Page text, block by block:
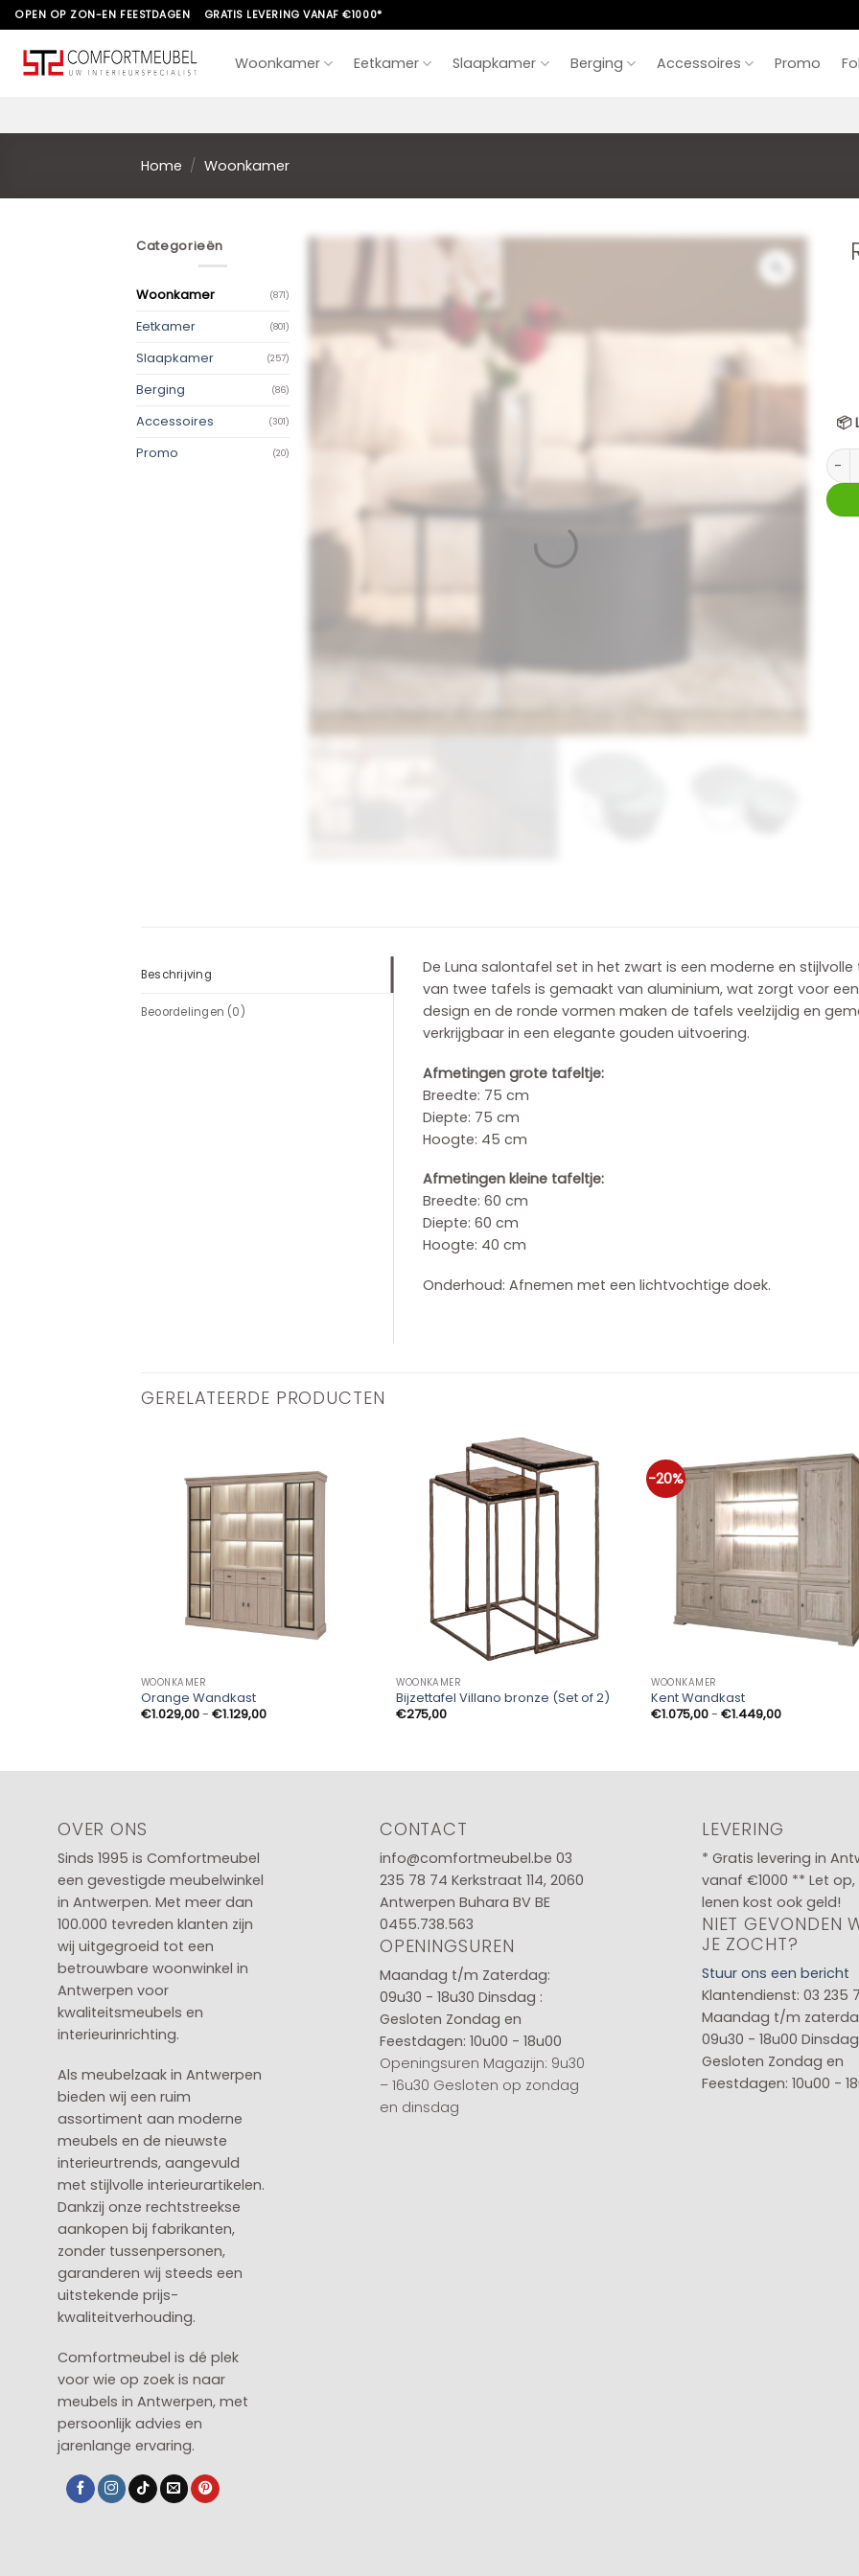
Skip
to
content
OPEN OP ZON-EN FEESTDAGEN GRATIS LEVERING VANAF €1000*
Woonkamer Eetkamer Slaapkamer Berging Accessoires Promo
Home / Woonkamer
Categorieën
Woonkamer (871)
Eetkamer (801)
Slaapkamer (257)
Berging (86)
Accessoires (301)
Promo (20)
📦
Beschrijving
Beoordelingen (0)
De Luna salontafel set in het zwart is een moderne en
van twee tafels is gemaakt van aluminium, wat zorgt voor
design en de ronde vormen maken de tafels veelzijdig en
verkrijgbaar in een elegante gouden uitvoering.
Afmetingen grote tafeltje:
Breedte: 75 cm
Diepte: 75 cm
Hoogte: 45 cm
Afmetingen kleine tafeltje:
Breedte: 60 cm
Diepte: 60 cm
Hoogte: 40 cm
Onderhoud: Afnemen met een lichtvochtige doek.
GERELATEERDE PRODUCTEN
WOONKAMER
Orange Wandkast
€1.029,00- €1.129,00Prijsklasse:
€1.029,00
WOONKAMER
Bijzettafel Villano bronze (Set of 2)
€275,00
-20%
WOONKAMER
Kent Wandkast
€1.075,00- €1.449,00Prijsklasse:
OVER ONS
Sinds 1995 is Comfortmeubel
een gevestigde meubelwinkel
in Antwerpen. Met meer dan
100.000 tevreden klanten zijn
wij uitgegroeid tot een
betrouwbare woonwinkel in
Antwerpen voor
kwaliteitsmeubels en
interieurinrichting.
Als meubelzaak in Antwerpen
bieden wij een ruim
assortiment aan moderne
meubels en de nieuwste
interieurtrends, aangevuld
met stijlvolle interieurartikelen.
Dankzij onze rechtstreekse
aankopen bij fabrikanten,
zonder tussenpersonen,
garanderen wij steeds een
uitstekende prijs-
kwaliteitverhouding.
Comfortmeubel is dé plek
voor wie op zoek is naar
meubels in Antwerpen, met
persoonlijk advies en
jarenlange ervaring.
CONTACT
info@comfortmeubel.be 03
235 78 74 Kerkstraat 114, 2060
Antwerpen Buhara BV BE
0455.738.563
OPENINGSUREN
Maandag t/m Zaterdag:
09u30 - 18u30 Dinsdag :
Gesloten Zondag en
Feestdagen: 10u00 - 18u00
Openingsuren Magazijn: 9u30
– 16u30 Gesloten op zondag
en dinsdag
LEVERING
* Gratis levering in
vanaf €1000 ** Let op,
lenen kost ook geld!
NIET GEVONDEN
JE ZOCHT?
Stuur ons een bericht
Klantendienst: 03 235
Maandag t/m
09u30 - 18u00
Gesloten Zondag en
Feestdagen: 10u00 -